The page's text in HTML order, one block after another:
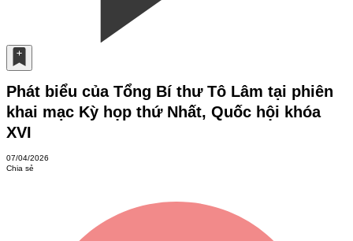
Phát biểu của Tổng Bí thư Tô Lâm tại phiên
khai mạc Kỳ họp thứ Nhất, Quốc hội khóa
XVI
07/04/2026
Chia sẻ